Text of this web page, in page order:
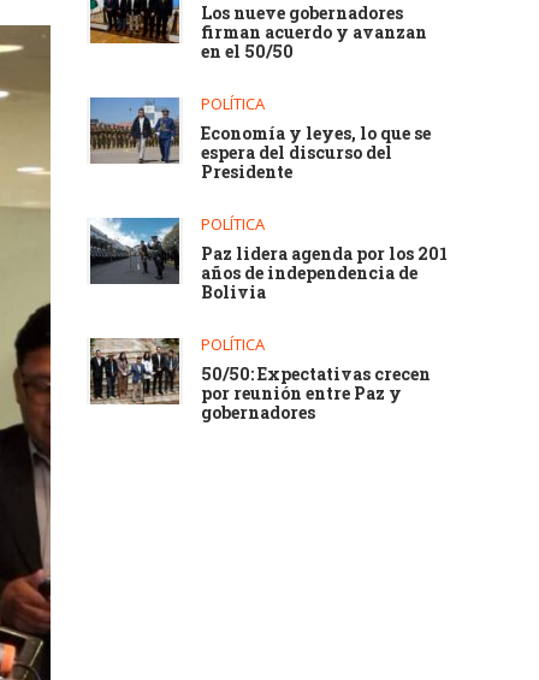
Los nueve gobernadores
firman acuerdo y avanzan
en el 50/50
POLÍTICA
Economía y leyes, lo que se
espera del discurso del
Presidente
POLÍTICA
Paz lidera agenda por los 201
años de independencia de
Bolivia
POLÍTICA
50/50: Expectativas crecen
por reunión entre Paz y
gobernadores